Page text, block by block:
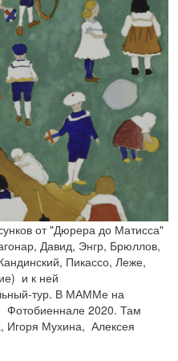
от "Дюрера до Матисса"
Давид, Энгр, Брюллов,
Пикассо, Леже,
и к ней
тур. В МАММе на
Фотобиеннале 2020. Там
Игоря Мухина, Алексея